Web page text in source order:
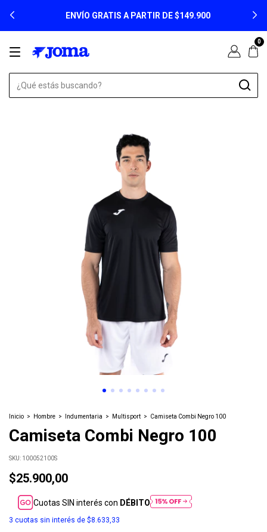
ENVÍO GRATIS A PARTIR DE $149.900
0
Inicio > Hombre > Indumentaria > Multisport > Camiseta Combi Negro 100
Camiseta Combi Negro 100
SKU: 100052100S
$25.900,00
Cuotas SIN interés con DÉBITO
3 cuotas sin interés de $8.633,33